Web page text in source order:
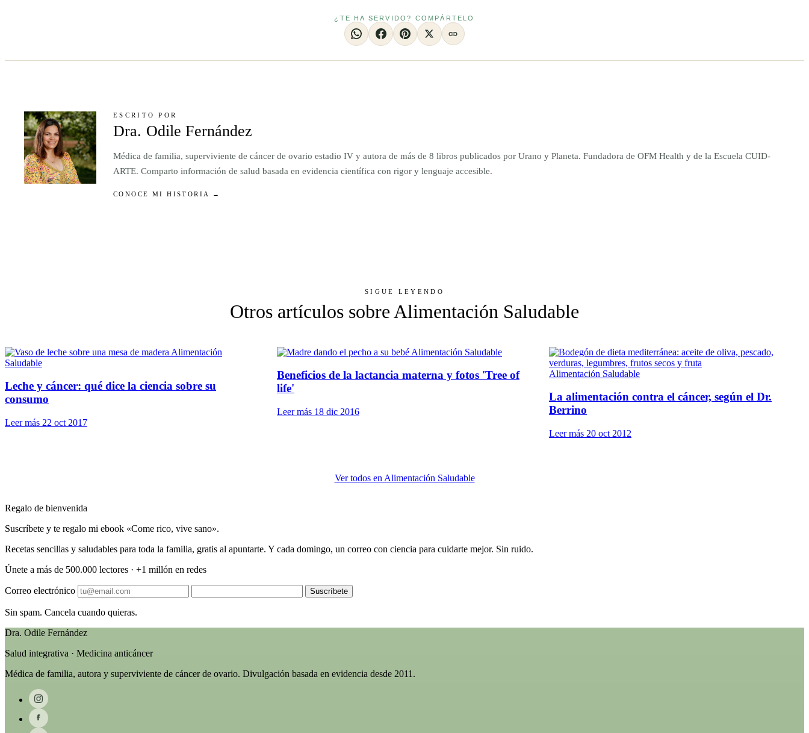
¿TE HA SERVIDO? COMPÁRTELO
ESCRITO POR
Dra. Odile Fernández
Médica de familia, superviviente de cáncer de ovario estadio IV y autora de más de 8 libros publicados por Urano y Planeta. Fundadora de OFM Health y de la Escuela CUID-
ARTE. Comparto información de salud basada en evidencia científica con rigor y lenguaje accesible.
CONOCE MI HISTORIA →
SIGUE LEYENDO
Otros artículos sobre Alimentación Saludable
Alimentación
Saludable
Leche y cáncer: qué dice la ciencia sobre su
consumo
Leer más 22 oct 2017
Alimentación Saludable
Beneficios de la lactancia materna y fotos 'Tree of
life'
Leer más 18 dic 2016
Alimentación Saludable
La alimentación contra el cáncer, según el Dr.
Berrino
Leer más 20 oct 2012
Ver todos en Alimentación Saludable
Regalo de bienvenida
Suscríbete y te regalo mi ebook «Come rico, vive sano».
Recetas sencillas y saludables para toda la familia, gratis al apuntarte. Y cada domingo, un correo con ciencia para cuidarte mejor. Sin ruido.
Únete a más de 500.000 lectores · +1 millón en redes
Correo electrónico Suscríbete
Sin spam. Cancela cuando quieras.
Dra. Odile Fernández
Salud integrativa · Medicina anticáncer
Médica de familia, autora y superviviente de cáncer de ovario. Divulgación basada en evidencia desde 2011.